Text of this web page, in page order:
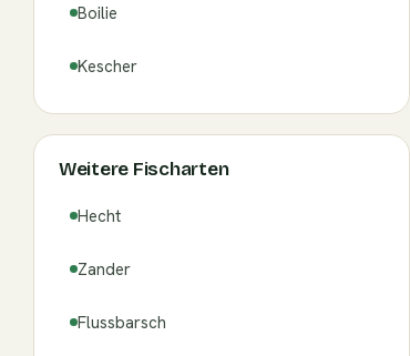
Boilie
Kescher
Weitere Fischarten
Hecht
Zander
Flussbarsch